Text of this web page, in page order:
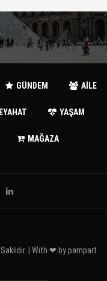
GÜNDEM AİLE
YAŞAM
MAĞAZA
Saklidir. | With ❤ bypampart